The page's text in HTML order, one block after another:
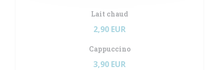
Lait chaud
2,90 EUR
Cappuccino
3,90 EUR